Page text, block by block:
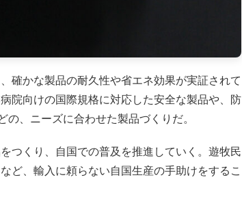
確かな製品の耐久性や省エネ効果が実証されて
院向けの国際規格に対応した安全な製品や、防
、ニーズに合わせた製品づくりだ。
つくり、自国での普及を推進していく。遊牧民
ど、輸入に頼らない自国生産の手助けをするこ